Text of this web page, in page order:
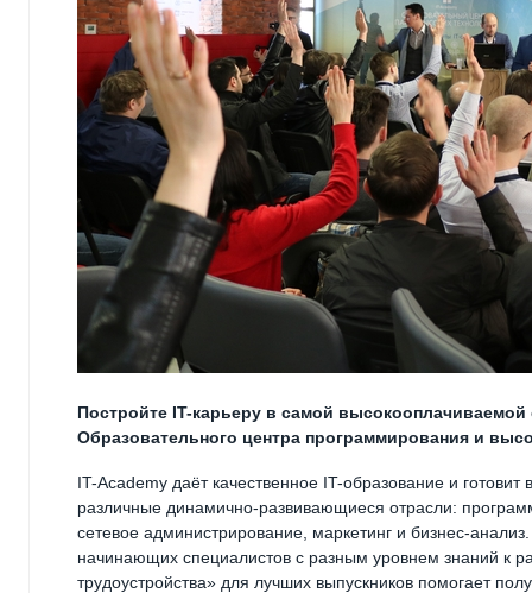
Постройте IT-карьеру в самой
Образовательного центра программирования и
IT-Academy даёт качественное IT-образование и
различные динамично-развивающиеся отрасли:
сетевое администрирование, маркетинг и бизнес-
начинающих специалистов с разным уровнем знаний к
трудоустройства» для лучших выпускников помогает